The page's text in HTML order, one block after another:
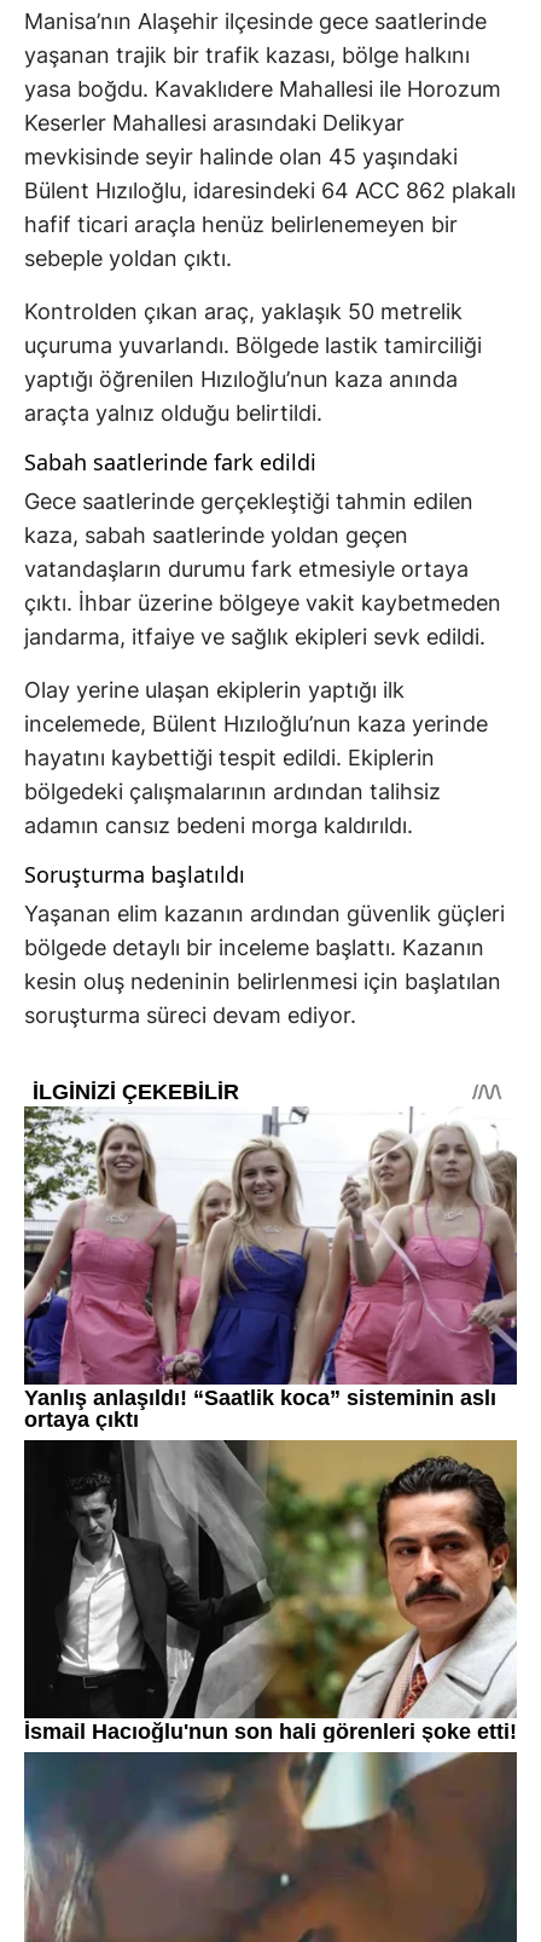
Manisa’nın Alaşehir ilçesinde gece saatlerinde
yaşanan trajik bir trafik kazası, bölge halkını
yasa boğdu. Kavaklıdere Mahallesi ile Horozum
Keserler Mahallesi arasındaki Delikyar
mevkisinde seyir halinde olan 45 yaşındaki
Bülent Hızıloğlu, idaresindeki 64 ACC 862 plakalı
hafif ticari araçla henüz belirlenemeyen bir
sebeple yoldan çıktı.
Kontrolden çıkan araç, yaklaşık 50 metrelik
uçuruma yuvarlandı. Bölgede lastik tamirciliği
yaptığı öğrenilen Hızıloğlu’nun kaza anında
araçta yalnız olduğu belirtildi.
Sabah saatlerinde fark edildi
Gece saatlerinde gerçekleştiği tahmin edilen
kaza, sabah saatlerinde yoldan geçen
vatandaşların durumu fark etmesiyle ortaya
çıktı. İhbar üzerine bölgeye vakit kaybetmeden
jandarma, itfaiye ve sağlık ekipleri sevk edildi.
Olay yerine ulaşan ekiplerin yaptığı ilk
incelemede, Bülent Hızıloğlu’nun kaza yerinde
hayatını kaybettiği tespit edildi. Ekiplerin
bölgedeki çalışmalarının ardından talihsiz
adamın cansız bedeni morga kaldırıldı.
Soruşturma başlatıldı
Yaşanan elim kazanın ardından güvenlik güçleri
bölgede detaylı bir inceleme başlattı. Kazanın
kesin oluş nedeninin belirlenmesi için başlatılan
soruşturma süreci devam ediyor.